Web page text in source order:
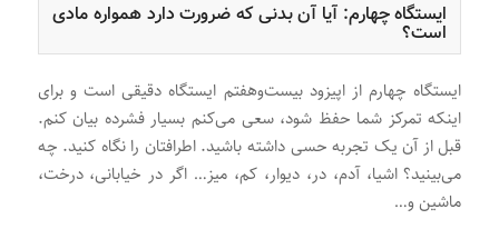
ایستگاه چهارم: آیا آن بدنی که ضرورت دارد همواره مادی
است؟
ایستگاه چهارم از اپیزود بیست‌وهفتم ایستگاه دقیقی است و برای
اینکه تمرکز شما حفظ شود، سعی می‌کنم بسیار فشرده بیان کنم.
قبل از آن یک تجربه حسی داشته باشید. اطرافتان را نگاه کنید. چه
می‌بینید؟ اشیا، آدم، در، دیوار، کم، میز… اگر در خیابانی، درخت،
ماشین و…